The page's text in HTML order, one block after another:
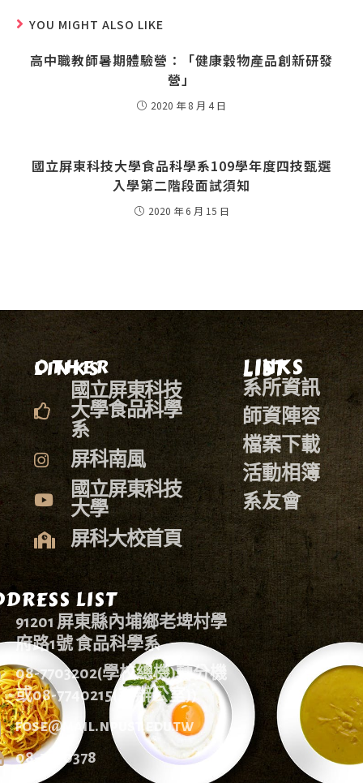
YOU MIGHT ALSO LIKE
高中職教師暑期體驗營：「健康穀物產品創新研發
營」
2020 年 8 月 4 日
國立屏東科技大學食品科學系109學年度四技甄選
入學第二階段面試須知
2020 年 6 月 15 日
LIST
91201 屏東縣內埔鄉老埤村學
府路1號 食品科學系
08-7703202(學校總機)轉分機
或08-7740215(系辦公室))
fose@mail.npust.edu.tw
08-7740378
LINKS LIST
系所資訊
師資陣容
檔案下載
活動相簿
系友會
OTHER LINKS
國立屏東科技
大學食品科學
系
屏科南風
國立屏東科技
大學
屏科大校首頁